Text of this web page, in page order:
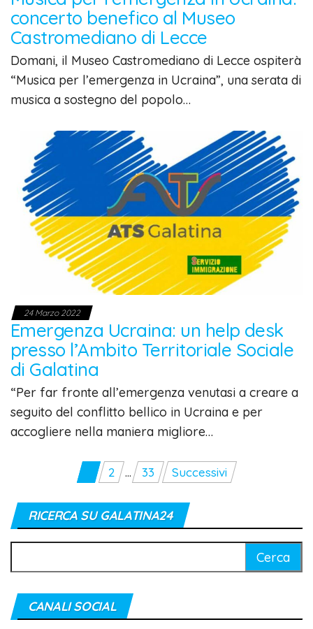
concerto benefico al Museo
Castromediano di Lecce
Domani, il Museo Castromediano di Lecce ospiterà
“Musica per l’emergenza in Ucraina”, una serata di
musica a sostegno del popolo…
24 Marzo 2022
Emergenza Ucraina: un help desk
presso l’Ambito Territoriale Sociale
di Galatina
“Per far fronte all’emergenza venutasi a creare a
seguito del conflitto bellico in Ucraina e per
accogliere nella maniera migliore…
Paginazione
degli
articoli
2 … 33 Successivi
RICERCA SU GALATINA24
per:
CANALI SOCIAL